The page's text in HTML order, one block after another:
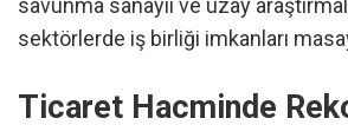
savunma sanayii ve uzay
sektörlerde iş birliği imkanları
Ticaret Hacminde